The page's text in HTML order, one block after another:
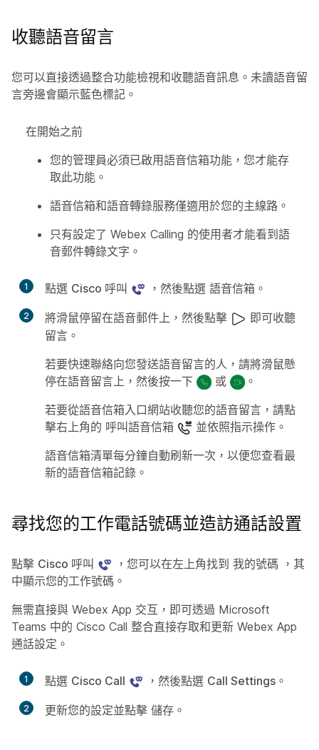
收聽語音留言
您可以直接透過整合功能檢視和收聽語音訊息。未讀語音留
言旁邊會顯示藍色標記。
在開始之前
您的管理員必須已啟用語音信箱功能，您才能存
取此功能。
語音信箱和語音轉錄服務僅適用於您的主線路。
只有設定了 Webex Calling 的使用者才能看到語
音郵件轉錄文字。
1 點選 Cisco 呼叫 ，然後點選 語音信箱 。
2 將滑鼠停留在語音郵件上，然後點擊
即可收聽
留言。
若要快速聯絡向您發送語音留言的人，請將滑鼠懸
停在語音留言上，然後按一下
或 。
若要從語音信箱入口網站收聽您的語音留言，請點
擊右上角的 呼叫語音信箱 並依照指示操作。
語音信箱清單每分鐘自動刷新一次，以便您查看最
新的語音信箱記錄。
尋找您的工作電話號碼並造訪通話設置
點擊 Cisco 呼叫 ，您可以在左上角找到 我的號碼 ，其
中顯示您的工作號碼。
無需直接與 Webex App 交互，即可透過 Microsoft
Teams 中的 Cisco Call 整合直接存取和更新 Webex App
通話設定。
1 點選 Cisco Call ，然後點選 Call Settings 。
2 更新您的設定並點擊 儲存 。